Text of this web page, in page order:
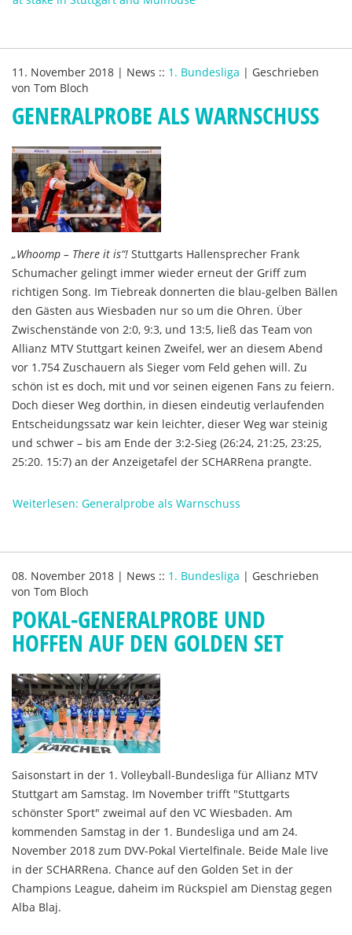
11. November 2018 | News :: 1. Bundesliga | Geschrieben
von Tom Bloch
GENERALPROBE ALS WARNSCHUSS
„Whoomp – There it is“! Stuttgarts Hallensprecher Frank
Schumacher gelingt immer wieder erneut der Griff zum
richtigen Song. Im Tiebreak donnerten die blau-gelben Bällen
den Gästen aus Wiesbaden nur so um die Ohren. Über
Zwischenstände von 2:0, 9:3, und 13:5, ließ das Team von
Allianz MTV Stuttgart keinen Zweifel, wer an diesem Abend
vor 1.754 Zuschauern als Sieger vom Feld gehen will. Zu
schön ist es doch, mit und vor seinen eigenen Fans zu feiern.
Doch dieser Weg dorthin, in diesen eindeutig verlaufenden
Entscheidungssatz war kein leichter, dieser Weg war steinig
und schwer – bis am Ende der 3:2-Sieg (26:24, 21:25, 23:25,
25:20. 15:7) an der Anzeigetafel der SCHARRena prangte.
Weiterlesen: Generalprobe als Warnschuss
08. November 2018 | News :: 1. Bundesliga | Geschrieben
von Tom Bloch
POKAL-GENERALPROBE UND
HOFFEN AUF DEN GOLDEN SET
Saisonstart in der 1. Volleyball-Bundesliga für Allianz MTV
Stuttgart am Samstag. Im November trifft "Stuttgarts
schönster Sport" zweimal auf den VC Wiesbaden. Am
kommenden Samstag in der 1. Bundesliga und am 24.
November 2018 zum DVV-Pokal Viertelfinale. Beide Male live
in der SCHARRena. Chance auf den Golden Set in der
Champions League, daheim im Rückspiel am Dienstag gegen
Alba Blaj.